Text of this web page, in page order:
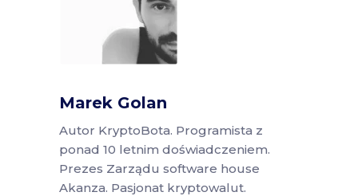
Marek Golan
Autor KryptoBota. Programista z
ponad 10 letnim doświadczeniem.
Prezes Zarządu software house
Akanza. Pasjonat kryptowalut.